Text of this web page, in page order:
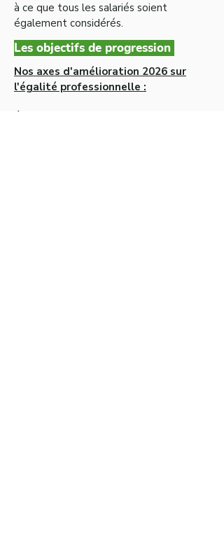
à ce que tous les salariés soient
également considérés.
Les objectifs de progression
Nos axes d'amélioration 2026 sur
l'égalité professionnelle :